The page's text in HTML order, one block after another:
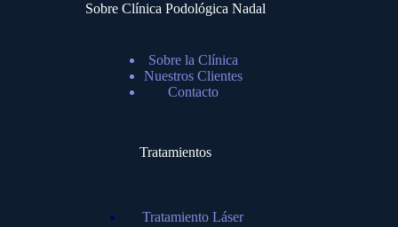
Sobre Clínica Podológica Nadal
Sobre la Clínica
Nuestros Clientes
Contacto
Tratamientos
Tratamiento Láser